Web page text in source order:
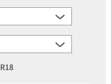
R18